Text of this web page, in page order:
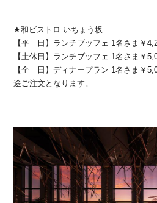
★和ビストロ いちょう坂
【平 日】ランチブッフェ 1名さま￥
【土休日】ランチブッフェ 1名さま￥
【全 日】ディナープラン 1名さま￥
途ご注文となります。